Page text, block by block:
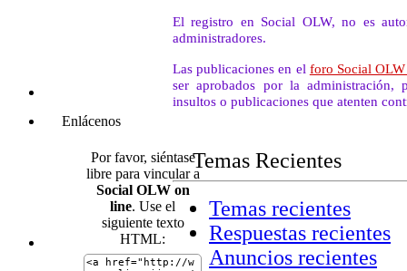
Enlácenos
Por favor, siéntase
libre para vincular a
Social OLW on
line. Use el
siguiente texto
HTML:
El registro en Social OLW, no es
administradores.
Las publicaciones en el foro Social
ser aprobados por la administración,
insultos o publicaciones que atenten
Temas Recientes
Temas recientes
Respuestas recientes
Anuncios recientes